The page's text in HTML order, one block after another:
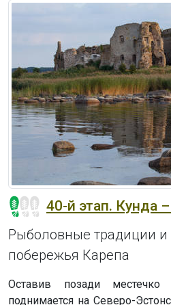
40-й этап. Кунда
Рыболовные традиции и
побережья Карепа
Оставив позади
поднимается на Северо-